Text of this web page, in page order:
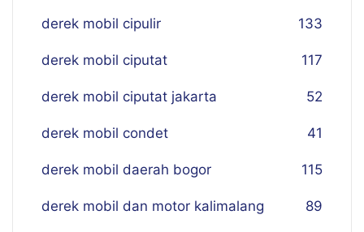
derek mobil cipulir 133
derek mobil ciputat 117
derek mobil ciputat jakarta 52
derek mobil condet 41
derek mobil daerah bogor 115
derek mobil dan motor kalimalang 89